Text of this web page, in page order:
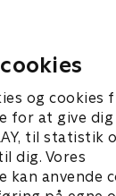
og cookies
for at give dig
til statistik
dig. Vores
kan anvende